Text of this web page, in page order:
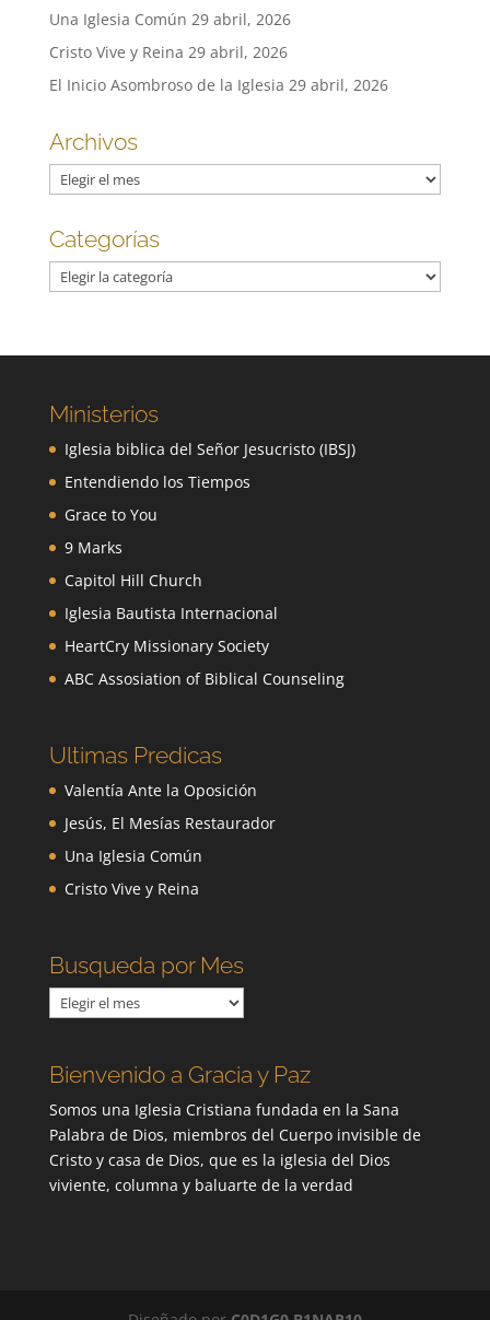
Una Iglesia Común 29 abril, 2026
Cristo Vive y Reina 29 abril, 2026
El Inicio Asombroso de la Iglesia 29 abril, 2026
Archivos
Archivos
Categorías
Categorías
Ministerios
Iglesia biblica del Señor Jesucristo (IBSJ)
Entendiendo los Tiempos
Grace to You
9 Marks
Capitol Hill Church
Iglesia Bautista Internacional
HeartCry Missionary Society
ABC Assosiation of Biblical Counseling
Ultimas Predicas
Valentía Ante la Oposición
Jesús, El Mesías Restaurador
Una Iglesia Común
Cristo Vive y Reina
Busqueda por Mes
Busqueda
por
Bienvenido a Gracia y Paz
Somos una Iglesia Cristiana fundada en la Sana
Palabra de Dios, miembros del Cuerpo invisible de
Cristo y casa de Dios, que es la iglesia del Dios
viviente, columna y baluarte de la verdad